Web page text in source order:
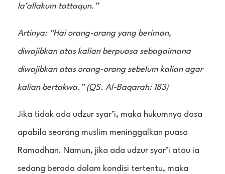
la’allakum tattaqụn.”
Artinya: “Hai orang-orang yang beriman,
diwajibkan atas kalian berpuasa sebagaimana
diwajibkan atas orang-orang sebelum kalian agar
kalian bertakwa.” (QS. Al-Baqarah: 183)
Jika tidak ada udzur syar’i, maka hukumnya dosa
apabila seorang muslim meninggalkan puasa
Ramadhan. Namun, jika ada udzur syar’i atau ia
sedang berada dalam kondisi tertentu, maka